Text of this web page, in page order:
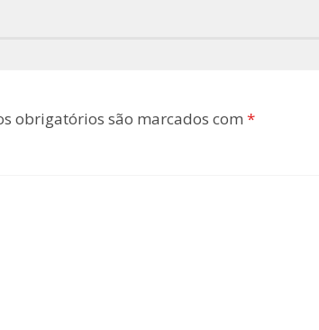
obrigatórios são marcados com *